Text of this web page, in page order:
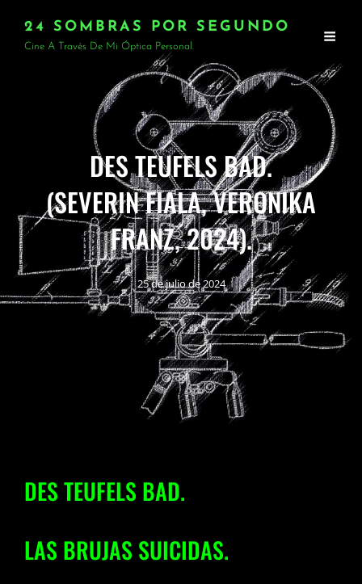
24 SOMBRAS POR SEGUNDO
Cine A Través De Mi Óptica Personal.
DES TEUFELS BAD.
(SEVERIN FIALA, VERONIKA
FRANZ, 2024).
25 de julio de 2024
DES TEUFELS BAD.
LAS BRUJAS SUICIDAS.